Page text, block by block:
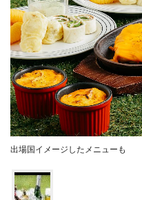
出場国イメージしたメニューも